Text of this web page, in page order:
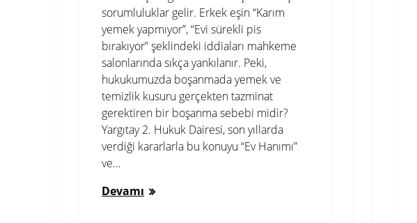
sorumluluklar gelir. Erkek eşin “Karım
yemek yapmıyor”, “Evi sürekli pis
bırakıyor” şeklindeki iddiaları mahkeme
salonlarında sıkça yankılanır. Peki,
hukukumuzda boşanmada yemek ve
temizlik kusuru gerçekten tazminat
gerektiren bir boşanma sebebi midir?
Yargıtay 2. Hukuk Dairesi, son yıllarda
verdiği kararlarla bu konuyu “Ev Hanımı”
ve…
Devamı